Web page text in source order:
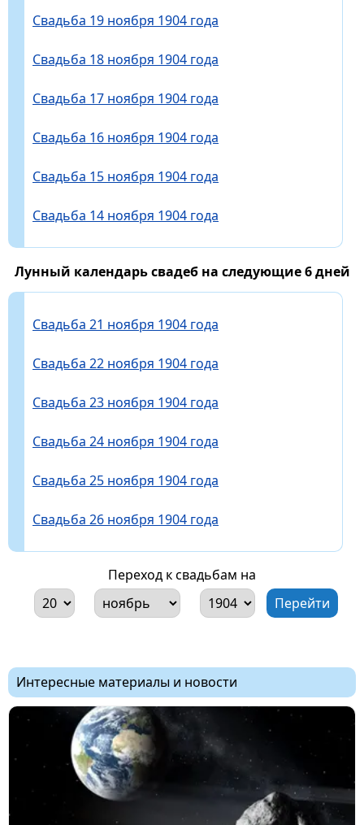
Свадьба 19 ноября 1904 года
Свадьба 18 ноября 1904 года
Свадьба 17 ноября 1904 года
Свадьба 16 ноября 1904 года
Свадьба 15 ноября 1904 года
Свадьба 14 ноября 1904 года
Лунный календарь свадеб на следующие 6 дней
Свадьба 21 ноября 1904 года
Свадьба 22 ноября 1904 года
Свадьба 23 ноября 1904 года
Свадьба 24 ноября 1904 года
Свадьба 25 ноября 1904 года
Свадьба 26 ноября 1904 года
Переход к свадьбам на
Интересные материалы и новости